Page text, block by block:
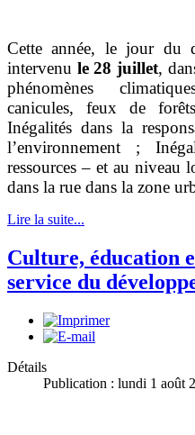
Cette année, le jour du
intervenu le 28 juillet,
phénomènes
canicules, feux de
Inégalités dans la
l’environnement ;
ressources – et au niveau
dans la rue dans la zone
Lire la suite...
Culture, éducation
service du
Détails
Publication : lundi 1 août